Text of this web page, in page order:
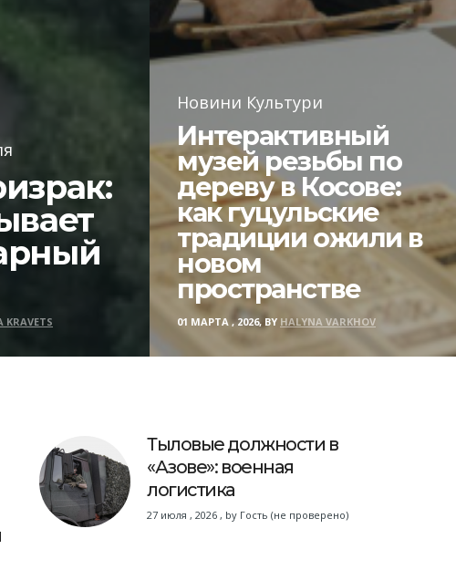
KRAVETS
Новини Культури
Интерактивный
музей резьбы по
дереву в Косове:
как гуцульские
традиции ожили в
новом
пространстве
01 МАРТА , 2026, BY HALYNA VARKHOV
Тыловые должности в
«Азове»: военная
логистика
27 июля , 2026, by Гость (не проверено)